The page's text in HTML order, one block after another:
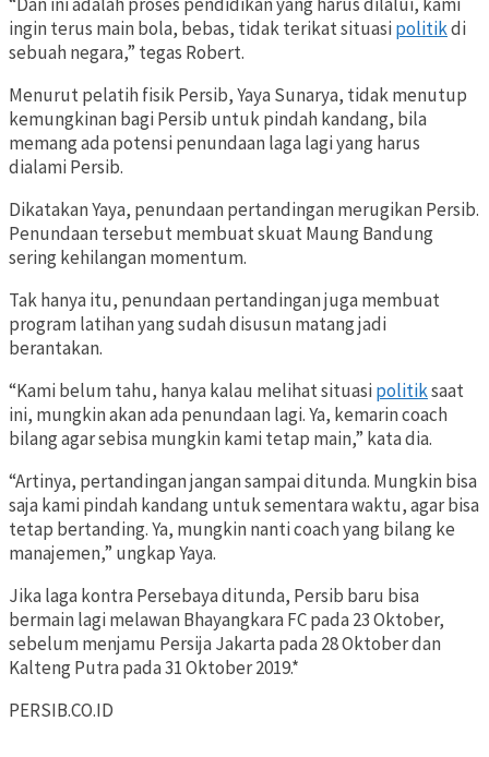
ingin terus main bola, bebas, tidak terikat situasipolitikdi
sebuah negara,” tegas Robert.
Menurut pelatih fisik Persib, Yaya Sunarya, tidak menutup
kemungkinan bagi Persib untuk pindah kandang, bila
memang ada potensi penundaan laga lagi yang harus
dialami Persib.
Dikatakan Yaya, penundaan pertandingan merugikan Persib.
Penundaan tersebut membuat skuat Maung Bandung
sering kehilangan momentum.
Tak hanya itu, penundaan pertandingan juga membuat
program latihan yang sudah disusun matang jadi
berantakan.
“Kami belum tahu, hanya kalau melihat situasipolitiksaat
ini, mungkin akan ada penundaan lagi. Ya, kemarin coach
bilang agar sebisa mungkin kami tetap main,” kata dia.
“Artinya, pertandingan jangan sampai ditunda. Mungkin bisa
saja kami pindah kandang untuk sementara waktu, agar bisa
tetap bertanding. Ya, mungkin nanti coach yang bilang ke
manajemen,” ungkap Yaya.
Jika laga kontra Persebaya ditunda, Persib baru bisa
bermain lagi melawan Bhayangkara FC pada 23 Oktober,
sebelum menjamu Persija Jakarta pada 28 Oktober dan
Kalteng Putra pada 31 Oktober 2019.*
PERSIB.CO.ID